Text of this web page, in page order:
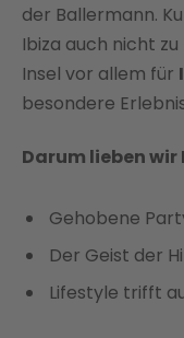
der Ballermann.
Ibiza auch nicht
Insel vor allem für
besondere
Darum lieben wir
Gehobene
Der Geist der
Lifestyle trifft